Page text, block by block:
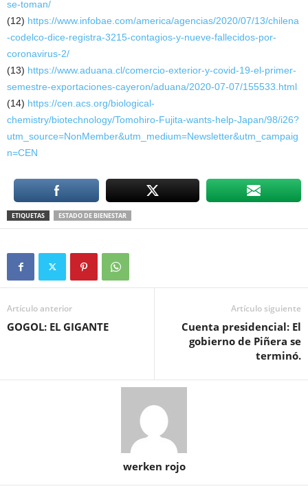
se-toman/
(12) https://www.infobae.com/america/agencias/2020/07/13/chilena
-codelco-dice-registra-3215-contagios-y-nueve-fallecidos-por-
coronavirus-2/
(13) https://www.aduana.cl/comercio-exterior-y-covid-19-el-primer-
semestre-exportaciones-cayeron/aduana/2020-07-07/155533.html
(14) https://cen.acs.org/biological-
chemistry/biotechnology/Tomohiro-Fujita-wants-help-Japan/98/i26?
utm_source=NonMember&utm_medium=Newsletter&utm_campaig
n=CEN
ETIQUETAS ESTADO DE BIENESTAR
Artículo anterior
GOGOL: EL GIGANTE
Artículo siguiente
Cuenta presidencial: El
gobierno de Piñera se
terminó.
werken rojo